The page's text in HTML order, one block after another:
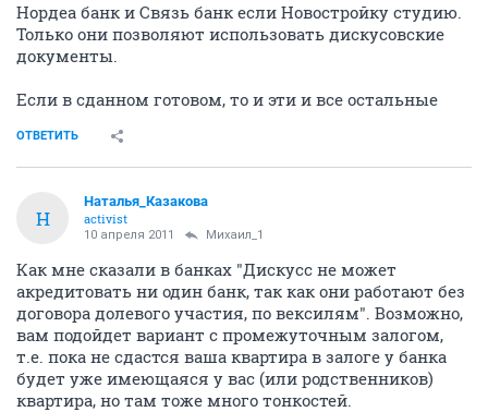
Нордеа банк и Связь банк если Новостройку студию.
Только они позволяют использовать дискусовские
документы.
Если в сданном готовом, то и эти и все остальные
ОТВЕТИТЬ
Н
Наталья_Казакова
activist
10 апреля 2011 Михаил_1
Как мне сказали в банках "Дискусс не может
акредитовать ни один банк, так как они работают без
договора долевого участия, по вексилям". Возможно,
вам подойдет вариант с промежуточным залогом,
т.е. пока не сдастся ваша квартира в залоге у банка
будет уже имеющаяся у вас (или родственников)
квартира, но там тоже много тонкостей.